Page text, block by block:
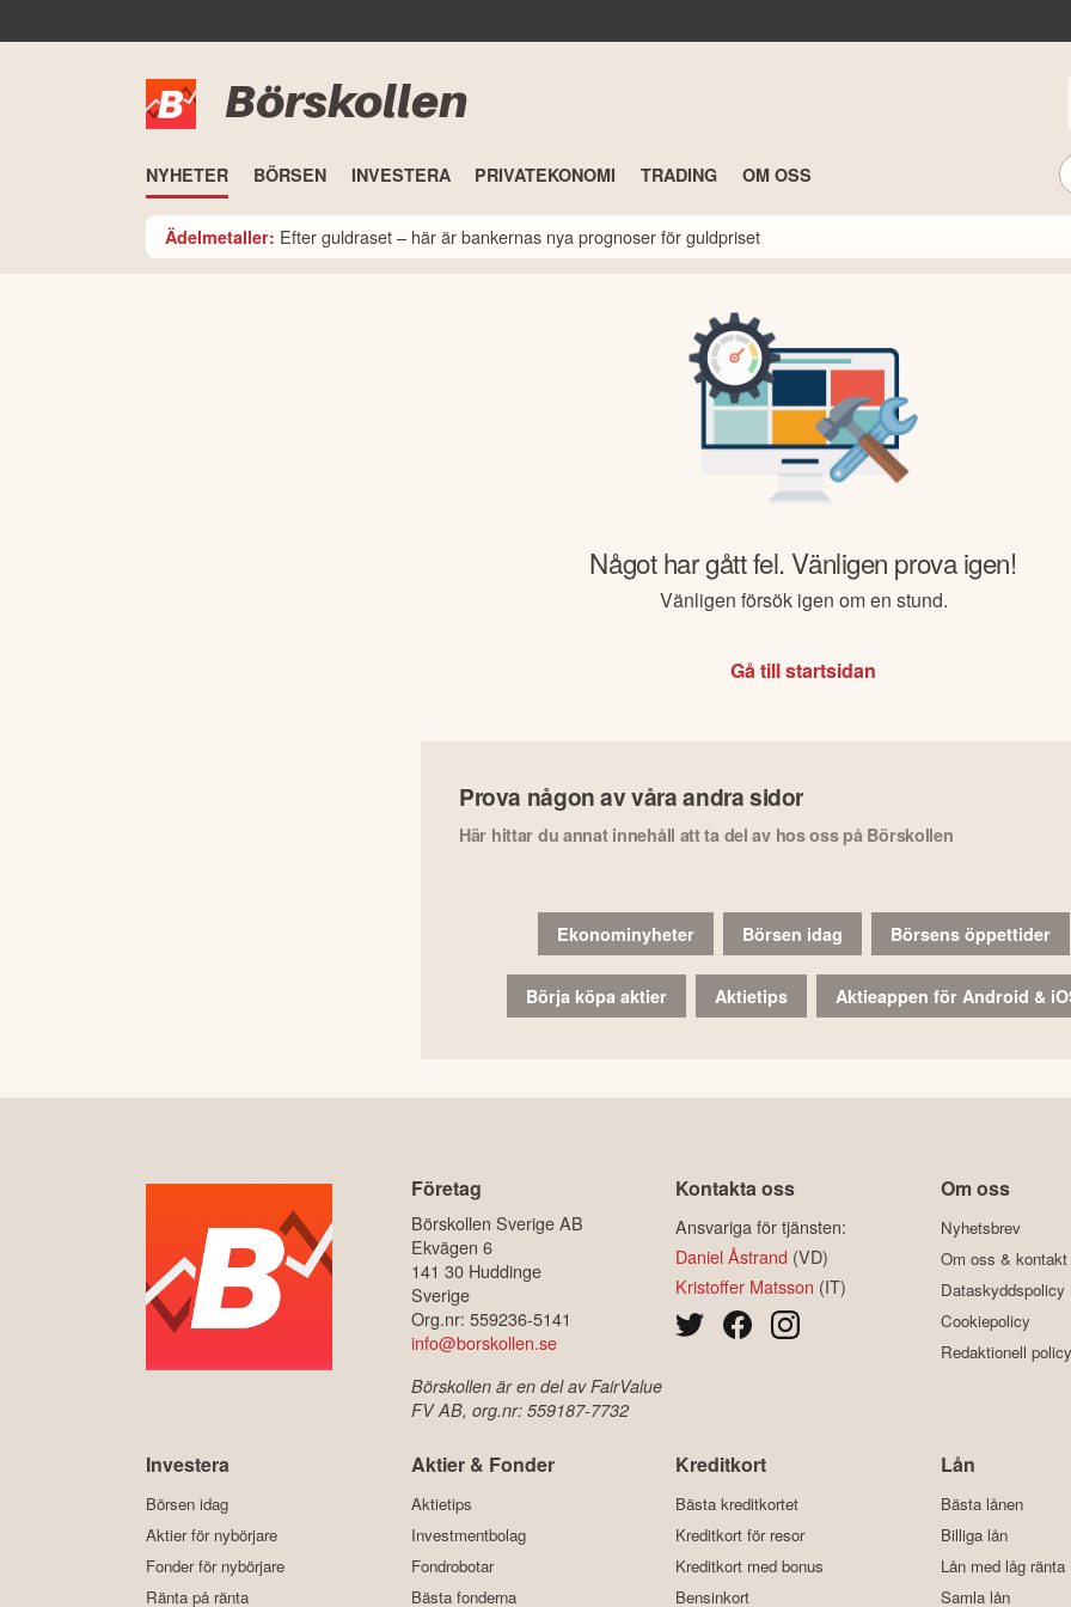
Börskollen
NYHETER BÖRSEN INVESTERA PRIVATEKONOMI TRADING OM OSS
Ädelmetaller: Efter guldraset – här är bankernas nya prognoser för guldpriset
Något har gått fel. Vänligen prova igen!
Vänligen försök igen om en stund.
Gå till startsidan
Prova någon av våra andra sidor
Här hittar du annat innehåll att ta del av hos oss på Börskollen
Ekonominyheter Börsen idag Börsens öppettider
Börja köpa aktier Aktietips Aktieappen för Android &
Företag
Börskollen Sverige AB
Ekvägen 6
141 30 Huddinge
Sverige
Org.nr: 559236-5141
info@borskollen.se
Börskollen är en del av FairValue
FV AB, org.nr: 559187-7732
Kontakta oss
Ansvariga för tjänsten:
Daniel Åstrand (VD)
Kristoffer Matsson (IT)
Om oss
Nyhetsbrev
Om oss & kontakt
Dataskyddspolicy
Cookiepolicy
Redaktionell policy
Investera
Börsen idag
Aktier för nybörjare
Fonder för nybörjare
Ränta på ränta
Aktier & Fonder
Aktietips
Investmentbolag
Fondrobotar
Bästa fonderna
Kreditkort
Bästa kreditkortet
Kreditkort för resor
Kreditkort med bonus
Bensinkort
Lån
Bästa lånen
Billiga lån
Lån med låg ränta
Samla lån